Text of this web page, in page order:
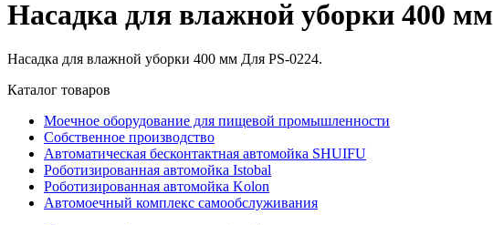
Насадка для влажной уборки 400 мм
Насадка для влажной уборки 400 мм Для PS-0224.
Каталог товаров
Моечное оборудование для пищевой промышленности
Собственное производство
Автоматическая бесконтактная автомойка SHUIFU
Роботизированная автомойка Istobal
Роботизированная автомойка Kolon
Автомоечный комплекс самообслуживания